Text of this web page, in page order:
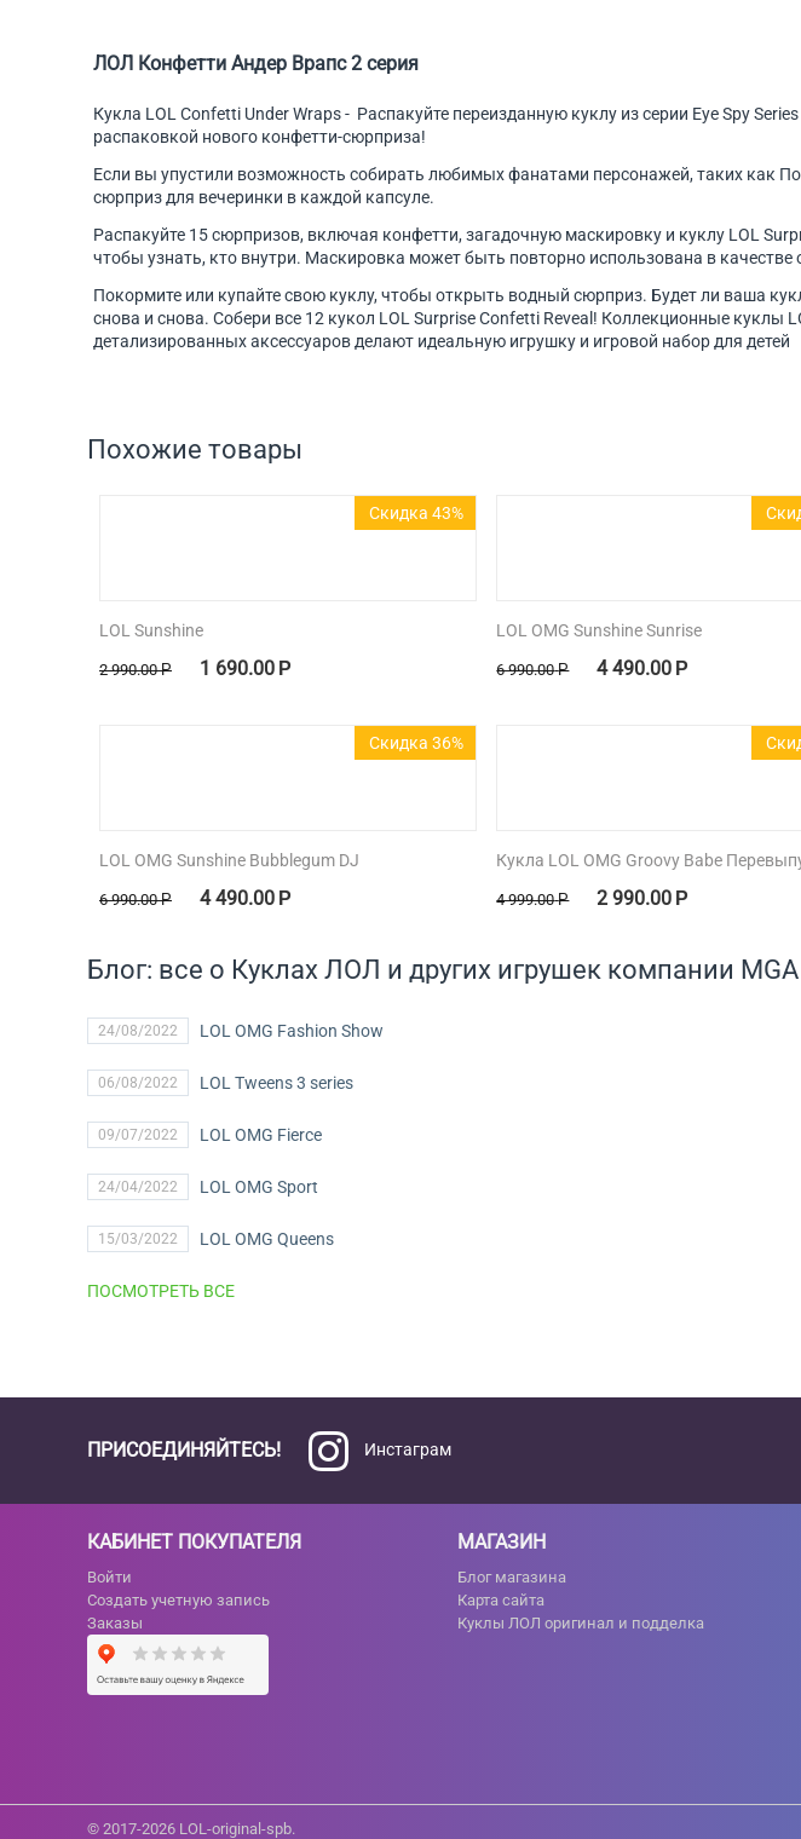
ЛОЛ Конфетти Андер Врапс 2 серия
Кукла LOL Confetti Under Wraps - Распакуйте переизданную куклу из серии Eye Spy
распаковкой нового конфетти-сюрприза!
Если вы упустили возможность собирать любимых фанатами персонажей, таких как
сюрприз для вечеринки в каждой капсуле.
Распакуйте 15 сюрпризов, включая конфетти, загадочную маскировку и куклу LOL
чтобы узнать, кто внутри. Маскировка может быть повторно использована в качестве
Покормите или купайте свою куклу, чтобы открыть водный сюрприз. Будет ли ваша
снова и снова. Собери все 12 кукол LOL Surprise Confetti Reveal! Коллекционные
детализированных аксессуаров делают идеальную игрушку и игровой набор для детей
Похожие товары
Скидка 43%
LOL Sunshine
2 990.00 Р 1 690.00 Р
LOL OMG Sunshine Sunrise
6 990.00 Р 4 490.00 Р
Скидка 36%
LOL OMG Sunshine Bubblegum DJ
6 990.00 Р 4 490.00 Р
Кукла LOL OMG Groovy Babe
4 999.00 Р 2 990.00 Р
Блог: все о Куклах ЛОЛ и других игрушек компании
24/08/2022 LOL OMG Fashion Show
06/08/2022 LOL Tweens 3 series
09/07/2022 LOL OMG Fierce
24/04/2022 LOL OMG Sport
15/03/2022 LOL OMG Queens
ПОСМОТРЕТЬ ВСЕ
ПРИСОЕДИНЯЙТЕСЬ! Инстаграм
КАБИНЕТ ПОКУПАТЕЛЯ
Войти
Создать учетную запись
Заказы
МАГАЗИН
Блог магазина
Карта сайта
Куклы ЛОЛ оригинал и подделка
© 2017-2026 LOL-original-spb.